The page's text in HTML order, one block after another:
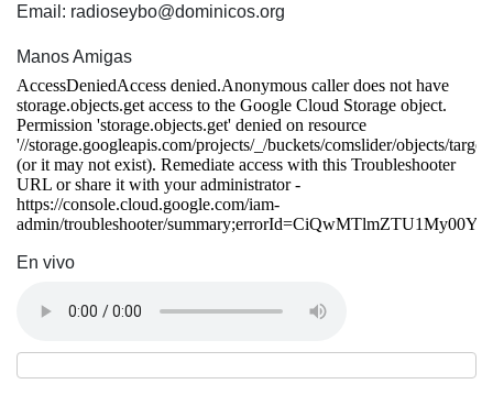
Email: radioseybo@dominicos.org
Manos Amigas
En vivo